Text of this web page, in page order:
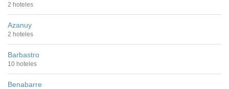
2 hoteles
Azanuy
2 hoteles
Barbastro
10 hoteles
Benabarre